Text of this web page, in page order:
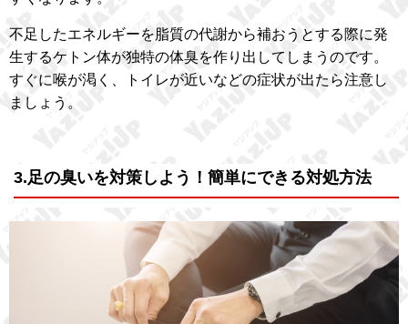
不足したエネルギーを脂質の代謝から補おうとする際に発
生するケトン体が独特の体臭を作り出してしまうのです。
すぐに喉が渇く、トイレが近いなどの症状が出たら注意し
ましょう。
3.足の臭いを対策しよう！簡単にできる対処方法